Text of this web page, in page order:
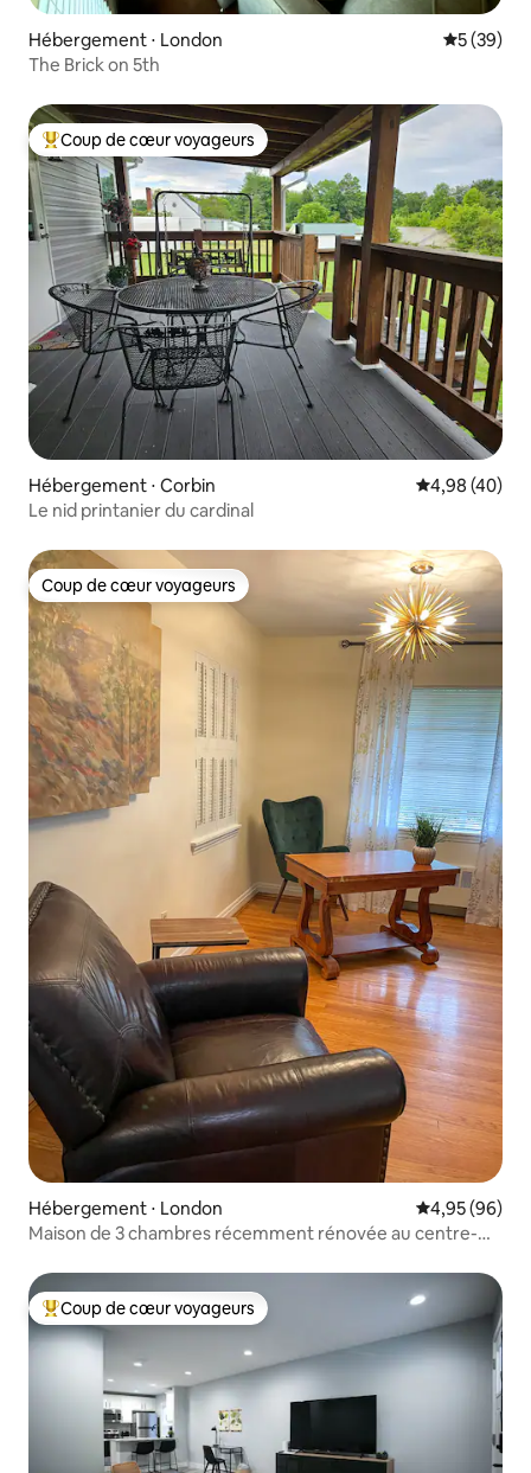
Hébergement ⋅ London
5 (39)
The Brick on 5th
Coups de cœur voyageurs les plus appréciés
Coup de cœur voyageurs
Hébergement ⋅ Corbin Évaluation
4,98 (40)
Le nid printanier du cardinal
Coup de cœur voyageurs
Coup de cœur voyageurs
Hébergement ⋅ London Évaluation
4,95 (96)
Maison de 3 chambres récemment rénovée au centre-
Coups de cœur voyageurs les plus appréciés
Coup de cœur voyageurs